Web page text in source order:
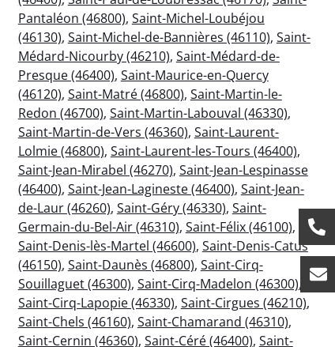
Pantaléon (46800), Saint-Michel-Loubéjou
(46130), Saint-Michel-de-Bannières (46110), Saint-
Médard-Nicourby (46210), Saint-Médard-de-
Presque (46400), Saint-Maurice-en-Quercy
(46120), Saint-Matré (46800), Saint-Martin-le-
Redon (46700), Saint-Martin-Labouval (46330),
Saint-Martin-de-Vers (46360), Saint-Laurent-
Lolmie (46800), Saint-Laurent-les-Tours (46400),
Saint-Jean-Mirabel (46270), Saint-Jean-Lespinasse
(46400), Saint-Jean-Lagineste (46400), Saint-Jean-
de-Laur (46260), Saint-Géry (46330), Saint-
Germain-du-Bel-Air (46310), Saint-Félix (46100),
Saint-Denis-lès-Martel (46600), Saint-Denis-Catus
(46150), Saint-Daunès (46800), Saint-Cirq-
Souillaguet (46300), Saint-Cirq-Madelon (46300),
Saint-Cirq-Lapopie (46330), Saint-Cirgues (46210),
Saint-Chels (46160), Saint-Chamarand (46310),
Saint-Cernin (46360), Saint-Céré (46400), Saint-